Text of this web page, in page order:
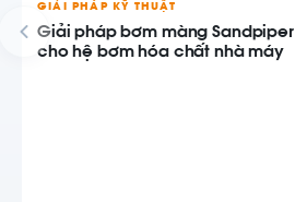
GIẢI PHÁP KỸ THUẬT
Giải pháp bơm màng Sandpiper
cho hệ bơm hóa chất nhà máy